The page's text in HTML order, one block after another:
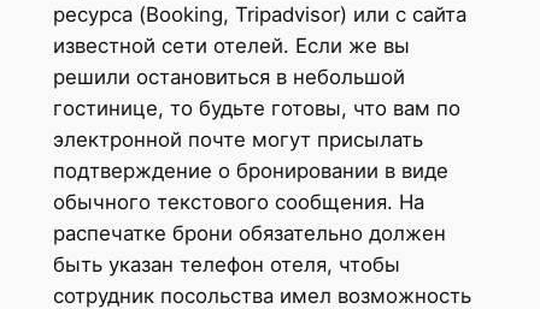
ресурса (Booking, Tripadvisor) или с сайта
известной сети отелей. Если же вы
решили остановиться в небольшой
гостинице, то будьте готовы, что вам по
электронной почте могут присылать
подтверждение о бронировании в виде
обычного текстового сообщения. На
распечатке брони обязательно должен
быть указан телефон отеля, чтобы
сотрудник посольства имел возможность